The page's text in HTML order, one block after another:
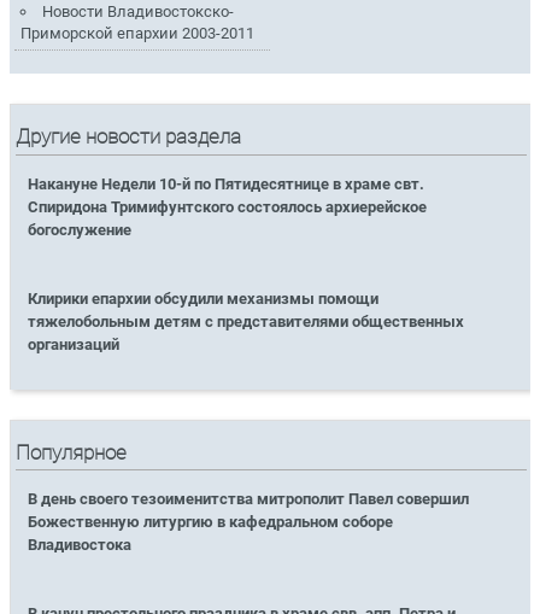
Новости Владивостокско-
Приморской епархии 2003-2011
Другие новости раздела
Накануне Недели 10-й по Пятидесятнице в храме свт.
Спиридона Тримифунтского состоялось архиерейское
богослужение
Клирики епархии обсудили механизмы помощи
тяжелобольным детям с представителями общественных
организаций
Популярное
В день своего тезоименитства митрополит Павел совершил
Божественную литургию в кафедральном соборе
Владивостока